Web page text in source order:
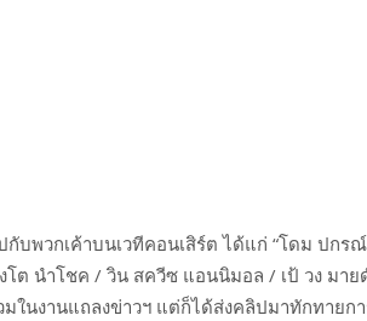
ปกับพวกเค้าบนเวทีคอนเสิร์ต ได้แก่ “โดม ป
โต นำโชค / วิน สควีซ แอนนิมอล / เป้ วง มา
นงานแถลงข่าวฯ แต่ก็ได้ส่งคลิปมาทักทายก